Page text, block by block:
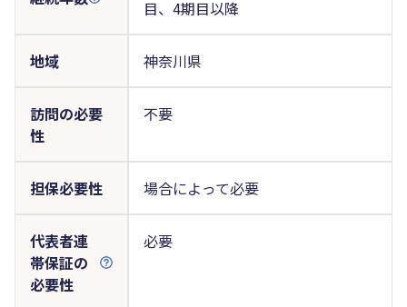
目、4期目以降
地域 神奈川県
訪問の必要
性
不要
担保必要性 場合によって必要
代表者連
帯保証の
必要性
必要